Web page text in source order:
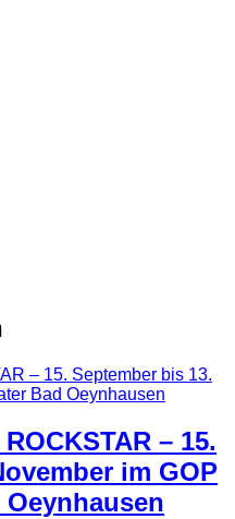
– 15.
im GOP
Oeynhausen